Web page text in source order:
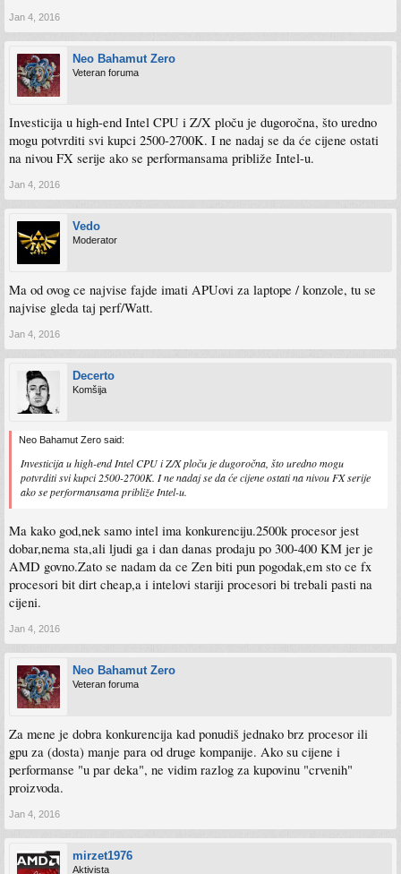
Jan 4, 2016
Neo Bahamut Zero
Veteran foruma
Investicija u high-end Intel CPU i Z/X ploču je dugoročna, što uredno
mogu potvrditi svi kupci 2500-2700K. I ne nadaj se da će cijene ostati
na nivou FX serije ako se performansama približe Intel-u.
Jan 4, 2016
Vedo
Moderator
Ma od ovog ce najvise fajde imati APUovi za laptope / konzole, tu se
najvise gleda taj perf/Watt.
Jan 4, 2016
Decerto
Komšija
Neo Bahamut Zero said:
Investicija u high-end Intel CPU i Z/X ploču je dugoročna, što uredno mogu
potvrditi svi kupci 2500-2700K. I ne nadaj se da će cijene ostati na nivou FX serije
ako se performansama približe Intel-u.
Ma kako god,nek samo intel ima konkurenciju.2500k procesor jest
dobar,nema sta,ali ljudi ga i dan danas prodaju po 300-400 KM jer je
AMD govno.Zato se nadam da ce Zen biti pun pogodak,em sto ce fx
procesori bit dirt cheap,a i intelovi stariji procesori bi trebali pasti na
cijeni.
Jan 4, 2016
Neo Bahamut Zero
Veteran foruma
Za mene je dobra konkurencija kad ponudiš jednako brz procesor ili
gpu za (dosta) manje para od druge kompanije. Ako su cijene i
performanse "u par deka", ne vidim razlog za kupovinu "crvenih"
proizvoda.
Jan 4, 2016
mirzet1976
Aktivista